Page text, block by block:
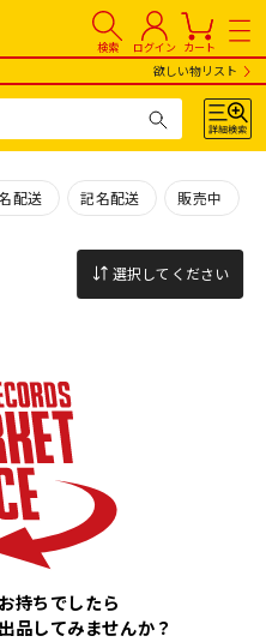
検索 ログイン カート
欲しい物リスト
配送 記名配送 販売中
選択してください
持ちでしたら
品してみませんか？